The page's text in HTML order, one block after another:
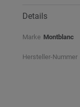
Details
Marke Montblanc
Hersteller-Nummer